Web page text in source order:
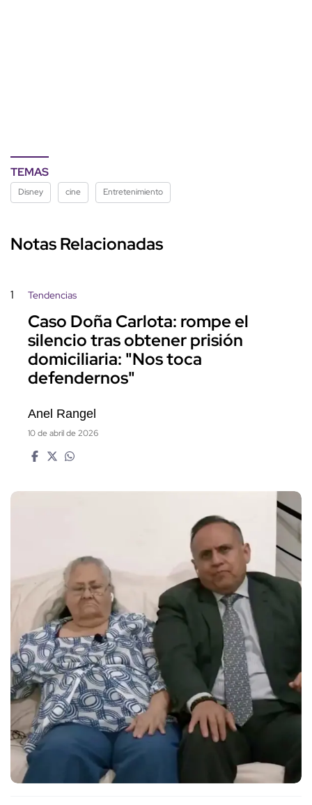
TEMAS
Disney cine Entretenimiento
Notas Relacionadas
1 Tendencias
Caso Doña Carlota: rompe el
silencio tras obtener prisión
domiciliaria: "Nos toca
defendernos"
Anel Rangel
10 de abril de 2026